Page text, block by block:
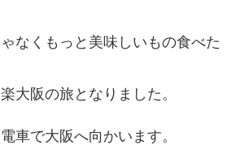
なくもっと美味しいもの食べた
大阪の旅となりました。
車で大阪へ向かいます。